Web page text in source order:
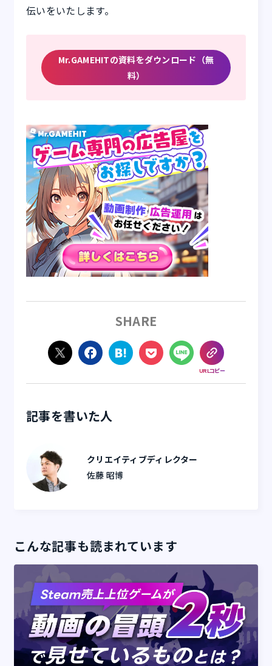
伝いをいたします。
Mr.GAMEHITの資料をダウンロード（無
料）
SHARE
URLコピー
記事を書いた人
クリエイティブディレクター
佐藤 昭博
こんな記事も読まれています